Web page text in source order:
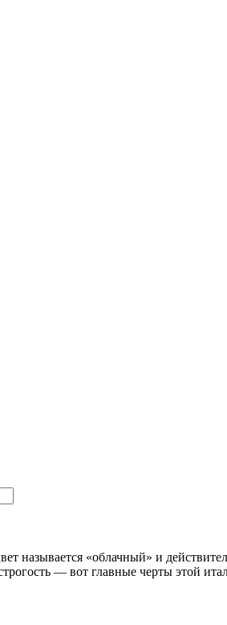
называется «облачный» и
— вот главные черты этой